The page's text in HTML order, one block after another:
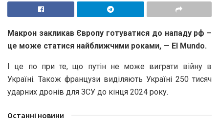
Макрон закликав Європу готуватися до нападу рф –
це може статися найближчими роками, — El Mundo.
І це по при те, що путін не може виграти війну в
Україні. Також французи виділяють Україні 250 тисяч
ударних дронів для ЗСУ до кінця 2024 року.
Останні новини